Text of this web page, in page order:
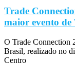
Trade
maior evento
O Trade Connection
Brasil, realizado no
Centro